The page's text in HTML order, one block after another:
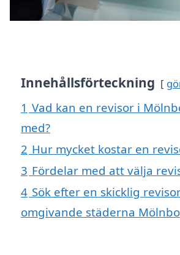
Innehållsförteckning
1 Vad kan en revisor i
med?
2 Hur mycket kostar en
3 Fördelar med att välja
4 Sök efter en skicklig
omgivande städerna Mölnbo